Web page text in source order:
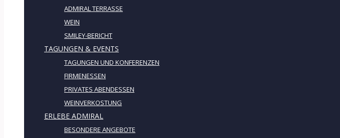
ADMIRAL TERRASSE
WEIN
SMILEY-BERICHT
TAGUNGEN & EVENTS
TAGUNGEN UND KONFERENZEN
FIRMENESSEN
PRIVATES ABENDESSEN
WEINVERKOSTUNG
ERLEBE ADMIRAL
BESONDERE ANGEBOTE